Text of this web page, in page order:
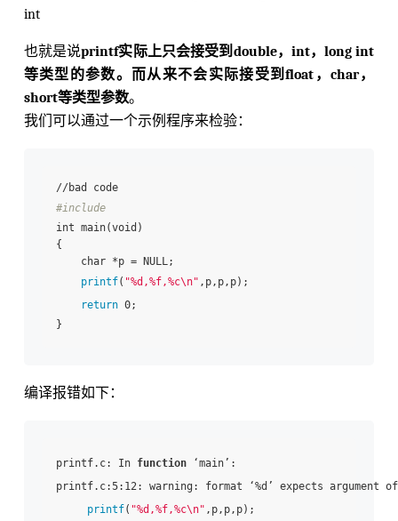
int
也就是说printf实际上只会接受到double，int，long int
等类型的参数。而从来不会实际接受到float，char，
short等类型参数。
我们可以通过一个示例程序来检验：
//bad code
#include
int main(void)
{
char *p = NULL;
printf( "%d,%f,%c\n" ,p,p,p);
return 0;
编译报错如下：
printf.c: In function ‘main’:
printf.c:5:12: warning: format ‘%d’ expects argument
printf( "%d,%f,%c\n" ,p,p,p);